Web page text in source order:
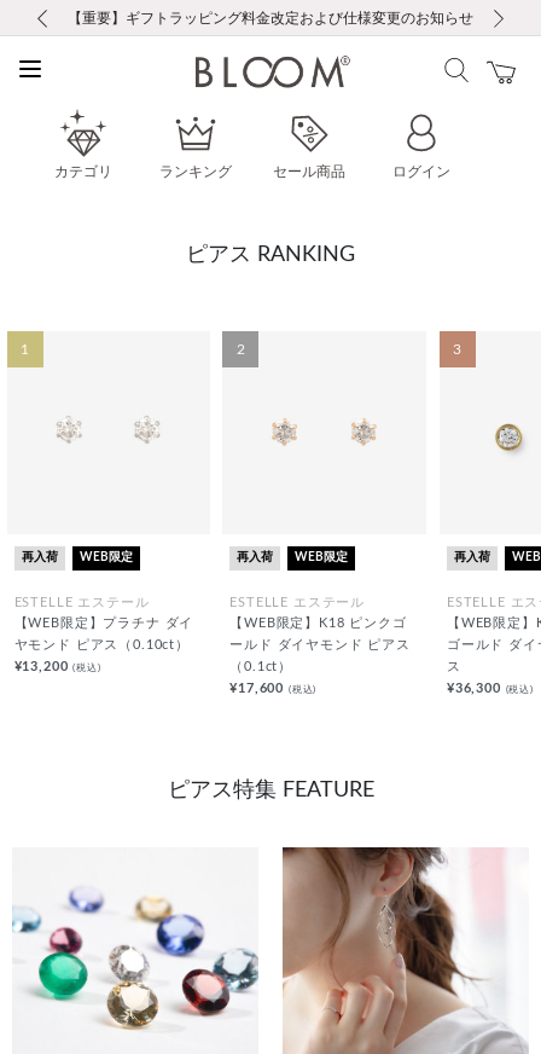
お修理・アフターサービスのご案内
【重要】令和８年熊本地震に伴う集配への影響について
【重要】ギフトラッピング料金改定および仕様変更のお知らせ
【重要】夏季休業の営業についてのご案内
税込5,500円以上で送料無料｜最短24時間以内に発送
新規会員登録で1000ポイントプレゼント！
新規LINE友だち登録で500円クーポンプレゼント
会員限定！レビュー投稿で100ポイントプレゼント
お修理・アフターサービスのご案内
【重要】令和８年熊本地震に伴う集配への影響について
カテゴリ ランキング セール商品 ログイン
ピアス RANKING
1
再入荷 WEB限定
ESTELLE エステール
【WEB限定】プラチナ ダイ
ヤモンド ピアス（0.10ct）
¥13,200(税込)
2
再入荷 WEB限定
ESTELLE エステール
【WEB限定】K18 ピンクゴ
ールド ダイヤモンド ピアス
（0.1ct）
¥17,600 (税込)
3
再入荷
ESTELLE エ
【WEB限定
ゴールド ダ
ス
¥36,300 (税込)
ピアス特集 FEATURE